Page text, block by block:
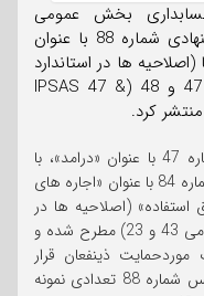
بخش عمومی
(IPSASB) به تازگی پیش نویس پیشنهادی شماره 88 با عنوان
ها در استاندارد
بین المللی حسابداری بخش عمومی 47 و 48 (IPSAS 47 &
اصلاحیه های پیشنهادی در استاندارد شماره 47 با عنوان «درامد»، با
اصولی که در حال حاضر در پیش نویس شماره 84 با عنوان «اجاره های
استفاده» (اصلاحیه ها در
استاندارد بین المللی حسابداری بخش عمومی 43 و 23) مطرح شده و
شدت موردحمایت ذینفعان قرار
گرفتند، سازگار هستند. همچنین پیش نویس شماره 88 تعدادی نمونه